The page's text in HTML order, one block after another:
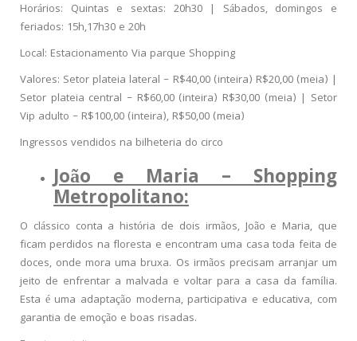
Horários: Quintas e sextas: 20h30 | Sábados, domingos e
feriados: 15h,17h30 e 20h
Local: Estacionamento Via parque Shopping
Valores: Setor plateia lateral – R$40,00 (inteira) R$20,00 (meia) |
Setor plateia central – R$60,00 (inteira) R$30,00 (meia) | Setor
Vip adulto – R$100,00 (inteira), R$50,00 (meia)
Ingressos vendidos na bilheteria do circo
João e Maria – Shopping
Metropolitano:
O clássico conta a história de dois irmãos, João e Maria, que
ficam perdidos na floresta e encontram uma casa toda feita de
doces, onde mora uma bruxa. Os irmãos precisam arranjar um
jeito de enfrentar a malvada e voltar para a casa da família.
Esta é uma adaptação moderna, participativa e educativa, com
garantia de emoção e boas risadas.